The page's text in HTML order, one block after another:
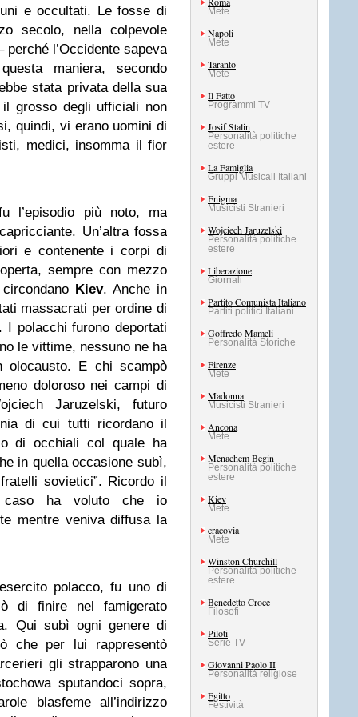
e occultati. Le fosse di
secolo, nella colpevole
perché l’Occidente sapeva
maniera, secondo
stata privata della sua
grosso degli ufficiali non
quindi, vi erano uomini di
medici, insomma il fior
l’episodio più noto, ma
Un’altra fossa
e contenente i corpi di
sempre con mezzo
Kiev. Anche in
massacrati per ordine di
I polacchi furono deportati
le vittime, nessuno ne ha
olocausto. E chi scampò
doloroso nei campi di
Jaruzelski, futuro
di cui tutti ricordano il
di occhiali col quale ha
in quella occasione subì,
sovietici”. Ricordo il
caso ha voluto che io
mentre veniva diffusa la
polacco, fu uno di
di finire nel famigerato
Qui subì ogni genere di
che per lui rappresentò
gli strapparono una
sputandoci sopra,
blasfeme all’indirizzo
Mete
Napoli
Mete
Taranto
Mete
Il Fatto
Programmi TV
Josif Stalin
Personalità politiche
estere
La Famiglia
Gruppi Musicali Italiani
Enigma
Musicisti Stranieri
Wojciech Jaruzelski
Personalità politiche
estere
Liberazione
Giornali
Partito Comunista Italiano
Partiti politici Italiani
Goffredo Mameli
Personalità Storiche
Firenze
Mete
Madonna
Musicisti Stranieri
Ancona
Mete
Menachem Begin
Personalità politiche
estere
Kiev
Mete
cracovia
Mete
Winston Churchill
Personalità politiche
estere
Benedetto Croce
Filosofi
Piloti
Serie TV
Giovanni Paolo II
Personalità religiose
Egitto
Festività